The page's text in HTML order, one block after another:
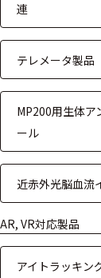
セ
連
テレメータ製品
MP200用生体ア
ール
近赤外光脳血流
AR, VR対応製品
アイトラッキン